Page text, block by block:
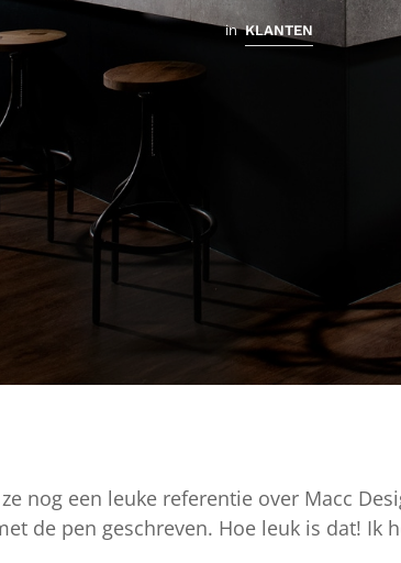
in KLANTEN
nog een leuke referentie over Macc
de pen geschreven. Hoe leuk is dat! Ik